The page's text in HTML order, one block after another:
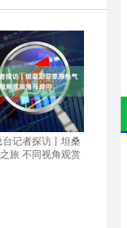
记者探访丨坦桑
旅 不同视角观赏